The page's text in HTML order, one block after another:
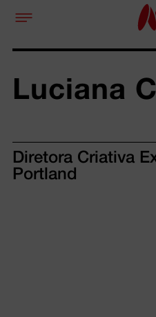
Luciana
Diretora Criativa
Portland